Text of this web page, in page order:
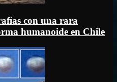
con una rara
humanoide en Chile